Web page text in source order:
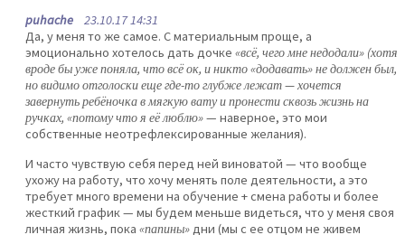
puhache 23.10.17 14:31
Да, у меня то же самое. С материальным проще, а
эмоционально хотелось дать дочке «всё, чего мне недодали» (хотя
вроде бы уже поняла, что всё ок, и никто «додавать» не должен был,
но видимо отголоски еще где-то глубже лежат — хочется
завернуть ребёночка в мягкую вату и пронести сквозь жизнь на
ручках, «потому что я её люблю»— наверное, это мои
собственные неотрефлексированные желания).
И часто чувствую себя перед ней виноватой — что вообще
ухожу на работу, что хочу менять поле деятельности, а это
требует много времени на обучение + смена работы и более
жесткий график — мы будем меньше видеться, что у меня своя
личная жизнь, пока «папины»дни (мы с ее отцом не живем